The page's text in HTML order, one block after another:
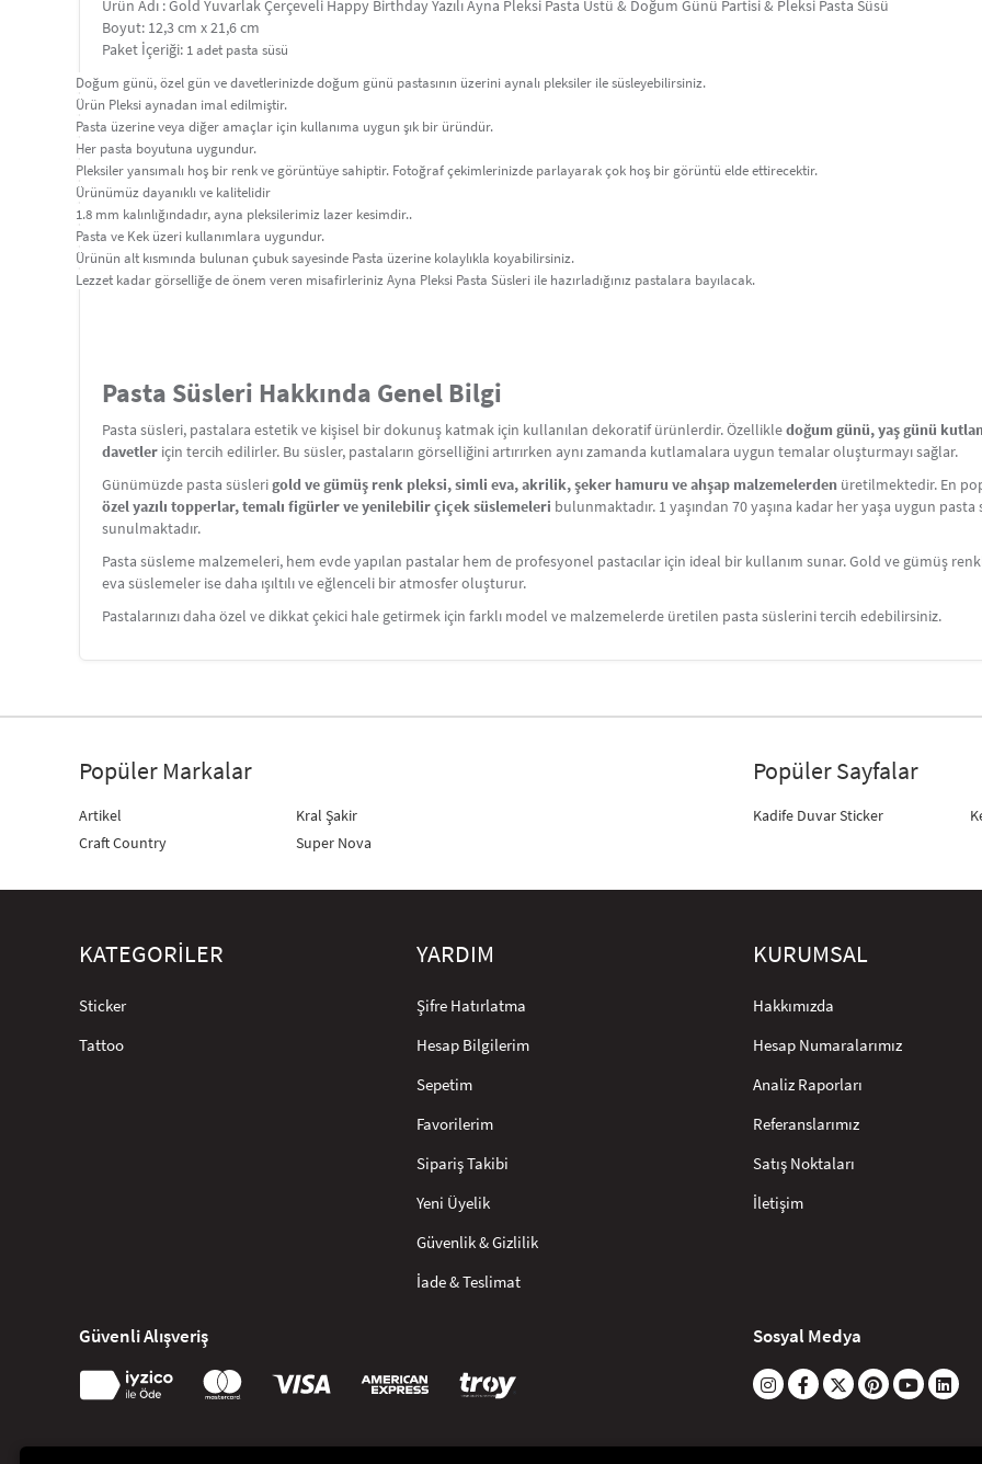
Ürün Adı : Gold Yuvarlak Çerçeveli Happy Birthday Yazılı Ayna Pleksi Pasta Üstü & Doğum Günü Partisi & Pleksi Pasta Süsü
Boyut: 12,3 cm x 21,6 cm
Paket İçeriği: 1 adet pasta süsü
Doğum günü, özel gün ve davetlerinizde doğum günü pastasının üzerini aynalı pleksiler ile süsleyebilirsiniz.
Ürün Pleksi aynadan imal edilmiştir.
Pasta üzerine veya diğer amaçlar için kullanıma uygun şık bir üründür.
Her pasta boyutuna uygundur.
Pleksiler yansımalı hoş bir renk ve görüntüye sahiptir. Fotoğraf çekimlerinizde parlayarak çok hoş bir görüntü elde ettirecektir.
Ürünümüz dayanıklı ve kalitelidir
1.8 mm kalınlığındadır, ayna pleksilerimiz lazer kesimdir..
Pasta ve Kek üzeri kullanımlara uygundur.
Ürünün alt kısmında bulunan çubuk sayesinde Pasta üzerine kolaylıkla koyabilirsiniz.
Lezzet kadar görselliğe de önem veren misafirleriniz Ayna Pleksi Pasta Süsleri ile hazırladığınız pastalara bayılacak.
Pasta Süsleri Hakkında Genel Bilgi
Pasta süsleri, pastalara estetik ve kişisel bir dokunuş katmak için kullanılan dekoratif ürünlerdir. Özellikledoğum günü, yaş günü
davetler için tercih edilirler. Bu süsler, pastaların görselliğini artırırken aynı zamanda kutlamalara uygun temalar oluşturmayı sağlar.
Günümüzde pasta süslerigold ve gümüş renk pleksi, simli eva, akrilik, şeker hamuru ve ahşap malzemelerden üretilmektedir. En
özel yazılı topperlar, temalı figürler ve yenilebilir çiçek süslemeleri bulunmaktadır. 1 yaşından 70 yaşına kadar her yaşa uygun
sunulmaktadır.
Pasta süsleme malzemeleri, hem evde yapılan pastalar hem de profesyonel pastacılar için ideal bir kullanım sunar. Gold ve gümüş
eva süslemeler ise daha ışıltılı ve eğlenceli bir atmosfer oluşturur.
Pastalarınızı daha özel ve dikkat çekici hale getirmek için farklı model ve malzemelerde üretilen pasta süslerini tercih edebilirsiniz.
Popüler Markalar
Artikel
Craft Country
Kral Şakir
Super Nova
Popüler Sayfalar
Kadife Duvar Sticker
KATEGORİLER
Sticker
Tattoo
YARDIM
Şifre Hatırlatma
Hesap Bilgilerim
Sepetim
Favorilerim
Sipariş Takibi
Yeni Üyelik
Güvenlik & Gizlilik
İade & Teslimat
KURUMSAL
Hakkımızda
Hesap Numaralarımız
Analiz Raporları
Referanslarımız
Satış Noktaları
İletişim
Güvenli Alışveriş Sosyal Medya